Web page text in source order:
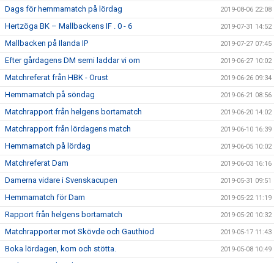
Dags för hemmamatch på lördag 2019-08-06 22:08
Hertzöga BK – Mallbackens IF . 0 - 6 2019-07-31 14:52
Mallbacken på Ilanda IP 2019-07-27 07:45
Efter gårdagens DM semi laddar vi om 2019-06-27 10:02
Matchreferat från HBK - Orust 2019-06-26 09:34
Hemmamatch på söndag 2019-06-21 08:56
Matchrapport från helgens bortamatch 2019-06-20 14:02
Matchrapport från lördagens match 2019-06-10 16:39
Hemmamatch på lördag 2019-06-05 10:02
Matchreferat Dam 2019-06-03 16:16
Damerna vidare i Svenskacupen 2019-05-31 09:51
Hemmamatch för Dam 2019-05-22 11:19
Rapport från helgens bortamatch 2019-05-20 10:32
Matchrapporter mot Skövde och Gauthiod 2019-05-17 11:43
Boka lördagen, kom och stötta. 2019-05-08 10:49